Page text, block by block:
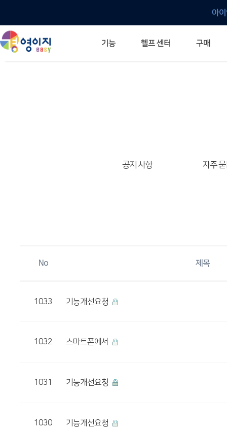
아
기능 헬프 센터 구매
공지 사항 자주
No 제목
1033 기능개선요청
1032 스마트폰에서
1031 기능개선요청
1030 기능개선요청